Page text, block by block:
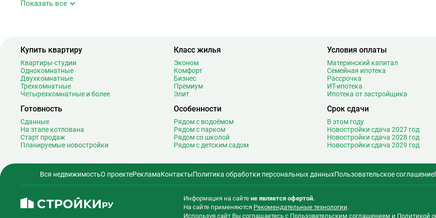
Баррикадная 21
Бауманская
Беговая
Беломорская
Белорусская
Беляево 11
Бибирево 19
Библиотека имени Ленина 14
Битцевский парк 3
Боровское шоссе 12
Братиславская 12
5
27
Н 19
Нагорная 17
Народное ополчение 27
Нахимовский проспект
Некрасовка
Показать все
Купить квартиру
Квартиры-студии
Однокомнатные
Двухкомнатные
Трехкомнатные
Четырехкомнатные и более
Готовность
Сданные
На этапе котлована
Старт продаж
Планируемые новостройки
Класс жилья
Эконом
Комфорт
Бизнес
Премиум
Элит
Особенности
Рядом с водоёмом
Рядом с парком
Рядом со школой
Рядом с детским садом
Условия оплаты
Материнский капитал
Семейная ипотека
Рассрочка
ИТ-ипотека
Ипотека от застройщика
Срок сдачи
В этом году
Новостройки сдача 2027 год
Новостройки сдача 2028 год
Новостройки сдача 2029 год
Вся недвижимостьО проектеРекламаКонтактыПолитика обработки персональных данныхПользовательское соглашение
Информация на сайте не является офертой.
На сайте применяются Рекомендательные технологии.
Используя сайт Вы соглашаетесь с Пользовательским соглашением и Политикой